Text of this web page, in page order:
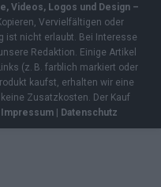
Videos, Logos und Design –
Kopieren, Vervielfältigen oder
ist nicht erlaubt. Bei Interesse
Redaktion. Einige Artikel
(z. B. farblich markiert oder
kaufst, erhalten wir eine
Zusatzkosten. Der Kauf
Impressum | Datenschutz